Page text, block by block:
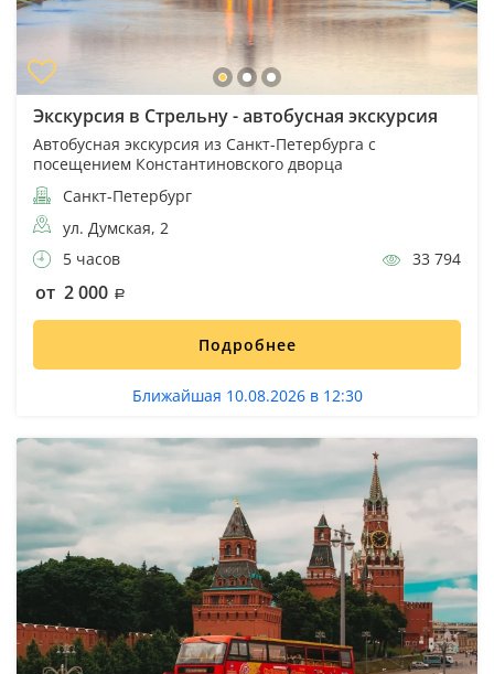
Экскурсия в Стрельну - автобусная экскурсия
Автобусная экскурсия из Санкт-Петербурга с
посещением Константиновского дворца
Санкт-Петербург
ул. Думская, 2
5 часов
33 794
от 2 000
Подробнее
Ближайшая 10.08.2026 в 12:30